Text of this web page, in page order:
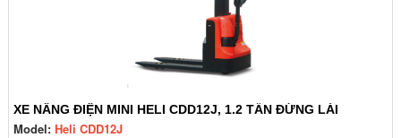
XE NÂNG ĐIỆN MINI HELI CDD12J, 1.2 TẤN ĐỨNG LÁI
Model: Heli CDD12J